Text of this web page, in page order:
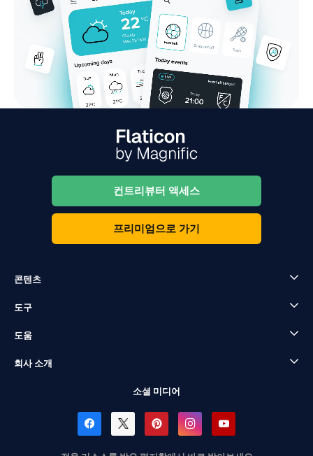
컨트리뷰터 액세스
프리미엄으로 가기
콘텐츠
도구
도움
회사 소개
소셜 미디어